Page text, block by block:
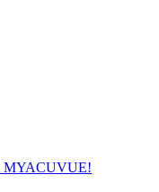
MYACUVUE!